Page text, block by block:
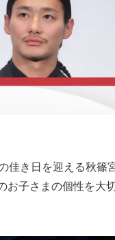
佳き日を迎える秋篠
お子さまの個性を大